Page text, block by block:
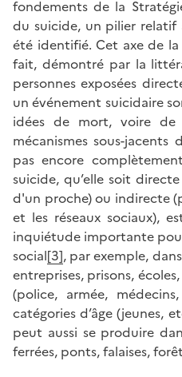
fondements de la
du suicide, un pilier relatif
été identifié. Cet axe de
fait, démontré par la
personnes exposées
un événement suicidaire
idées de mort, voire de
mécanismes sous-
pas encore
suicide, qu’elle soit
d'un proche) ou indirecte
et les réseaux sociaux),
inquiétude importante
social[3], par exemple,
entreprises, prisons,
(police, armée,
catégories d’âge (jeunes,
peut aussi se produire
ferrées, ponts, falaises,